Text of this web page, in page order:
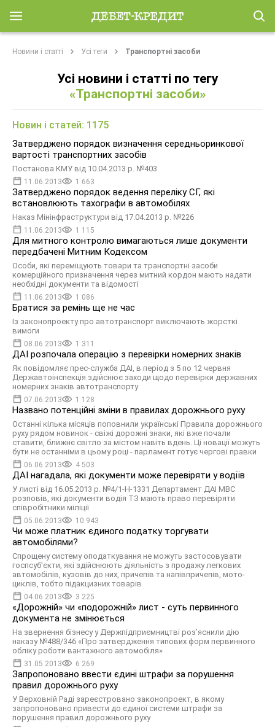
Новини і статті Усі теги Транспортні засоби
Усі новини і статті по тегу
«Транспортні засоби»
Новин і статей: 1175
Затверджено порядок визначення середньоринкової
вартості транспортних засобів
Постанова КМУ від 10.04.2013 р. №403
11.06.2013 1 663
Затверджено порядок ведення переліку СГ, які
встановлюють тахографи в автомобілях
Наказ Мінінфраструктури від 17.04.2013 р. №226
11.06.2013 1 115
Для митного контролю вимагаються лише документи
передбачені Митним Кодексом
Особи, які переміщують товари та транспортні засоби
комерційного призначення через митний кордон мають надати
необхідні документи та відомості
11.06.2013 1 086
Братися за ремінь ще не час
Із законопроекту про автотранспорт виключають жорсткі
вимоги
08.06.2013 1 311
ДАІ розпочала операцію з перевірки номерних знаків
Як повідомляє прес-служба ДАІ, в період з 5 по 12 червня
Державтоінспекція здійснює заходи щодо перевірки державних
номерних знаків автотранспорту
07.06.2013 1 128
Названо потенційні зміни в правилах дорожнього руху
Останні кілька місяців поповнили українські Правила дорожнього
руху рядом новинок - свіжі дорожні знаки, які вже почали
ставити, ближнє світло за містом навіть вдень. Ці новації можуть
бути не останніми в цьому році - парламент готує чергові правки
06.06.2013 4 503
ДАІ нагадала, які документи може перевіряти у водіїв
У листі від 16.05.2013 р. №4/1-Н-1331 Департамент ДАІ МВС
розповів, які документи водія ТЗ мають право перевіряти
співробітники міліції
05.06.2013 10 943
Чи може платник єдиного податку торгувати
автомобілями?
Спрощену систему оподаткування не можуть застосовувати
госпсуб'єкти, які здій­снюють діяльність з продажу легкових
авто­мобілів, кузовів до них, причепів та напівпричепів, мото­
циклів, тобто підакцизних това­рів
04.06.2013 3 225
«Дорожній» чи «подорожній» лист - суть первинного
документа не змінюється
На звернення бізнесу у Держпідприємництві роз’яснили дію
наказу №488/346 «Про затвердження типових форм первинного
обліку роботи вантажного автомобіля»
31.05.2013 6 269
Запропоновано ввести єдині штрафи за порушення
правил дорожнього руху
У Верховній Раді зареєстровано законопроект, в якому
запропоновано привести до єдиної системи штрафи за
порушення правил дорожнього руху